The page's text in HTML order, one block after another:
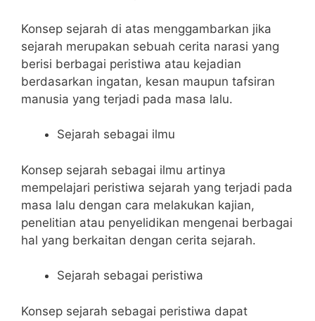
Konsep sejarah di atas menggambarkan jika
sejarah merupakan sebuah cerita narasi yang
berisi berbagai peristiwa atau kejadian
berdasarkan ingatan, kesan maupun tafsiran
manusia yang terjadi pada masa lalu.
Sejarah sebagai ilmu
Konsep sejarah sebagai ilmu artinya
mempelajari peristiwa sejarah yang terjadi pada
masa lalu dengan cara melakukan kajian,
penelitian atau penyelidikan mengenai berbagai
hal yang berkaitan dengan cerita sejarah.
Sejarah sebagai peristiwa
Konsep sejarah sebagai peristiwa dapat